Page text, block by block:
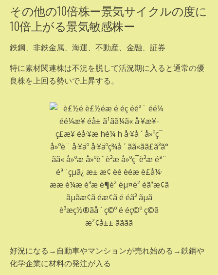
その他の10倍株ー景気サイクルの度に
10倍上がる景気敏感株ー
鉄鋼、非鉄金属、海運、不動産、金融、証券
特に素材関連株は不況を脱して活況期に入ると通常の優
良株を上回る勢いで上昇する。
好況になる→自動車やマンションが売れ始める→鉄鋼や
化学企業に材料の発注が入る